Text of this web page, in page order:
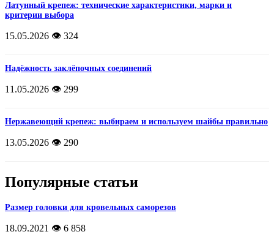
Латунный крепеж: технические характеристики, марки и
критерии выбора
15.05.2026 👁️ 324
Надёжность заклёпочных соединений
11.05.2026 👁️ 299
Нержавеющий крепеж: выбираем и используем шайбы правильно
13.05.2026 👁️ 290
Популярные статьи
Размер головки для кровельных саморезов
18.09.2021 👁️ 6 858